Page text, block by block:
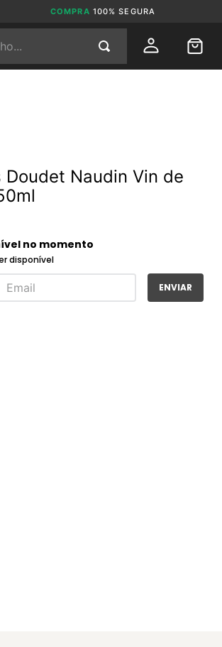
COMPRA 100% SEGURA
Naudin Vin de
no momento
disponível
ENVIAR